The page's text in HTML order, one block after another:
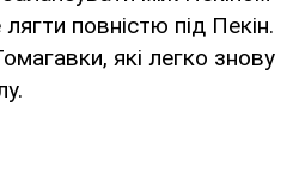
повністю під Пекін.
які легко знову